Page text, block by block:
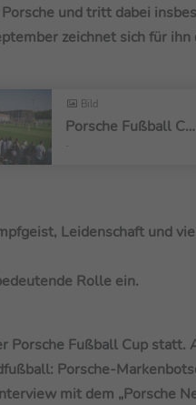
und tritt dabei
zeichnet sich für
Bild
Porsche Fußball Cup 2025
Leidenschaft und
Rolle ein.
Fußball Cup statt.
Porsche-
mit dem „Porsche